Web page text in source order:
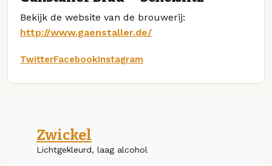
Bekijk de website van de brouwerij:
http://www.gaenstaller.de/
TwitterFacebookInstagram
Zwickel
Lichtgekleurd, laag alcohol